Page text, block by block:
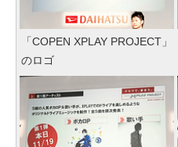
「COPEN XPLAY PROJECT」
のロゴ